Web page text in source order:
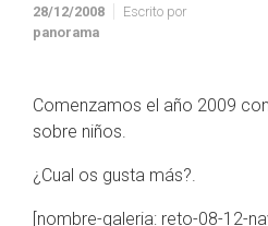
28/12/2008
Escrito por
panorama
Comenzamos el año 2009
sobre niños.
¿Cual os gusta más?.
[nombre-galeria: reto-08-12-